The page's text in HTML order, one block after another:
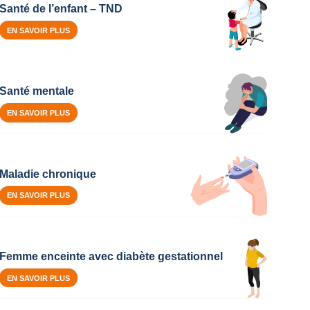
Santé de l’enfant – TND
EN SAVOIR PLUS
Santé mentale
EN SAVOIR PLUS
Maladie chronique
EN SAVOIR PLUS
Femme enceinte avec diabète gestationnel
EN SAVOIR PLUS